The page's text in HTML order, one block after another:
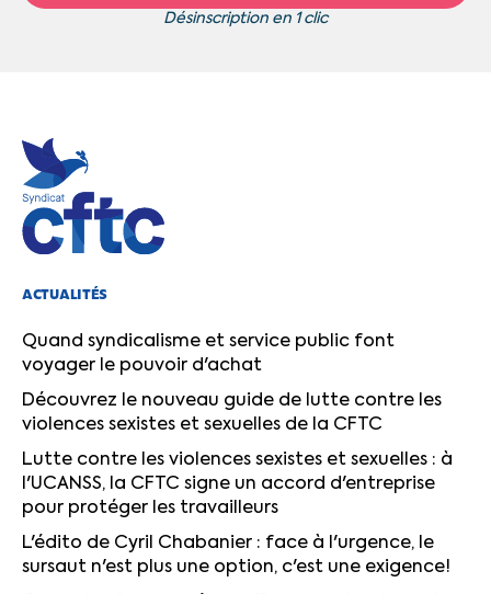
Désinscription en 1 clic
ACTUALITÉS
Quand syndicalisme et service public font
voyager le pouvoir d'achat
Découvrez le nouveau guide de lutte contre les
violences sexistes et sexuelles de la CFTC
Lutte contre les violences sexistes et sexuelles : à
l'UCANSS, la CFTC signe un accord d'entreprise
pour protéger les travailleurs
L'édito de Cyril Chabanier : face à l'urgence, le
sursaut n'est plus une option, c'est une exigence!